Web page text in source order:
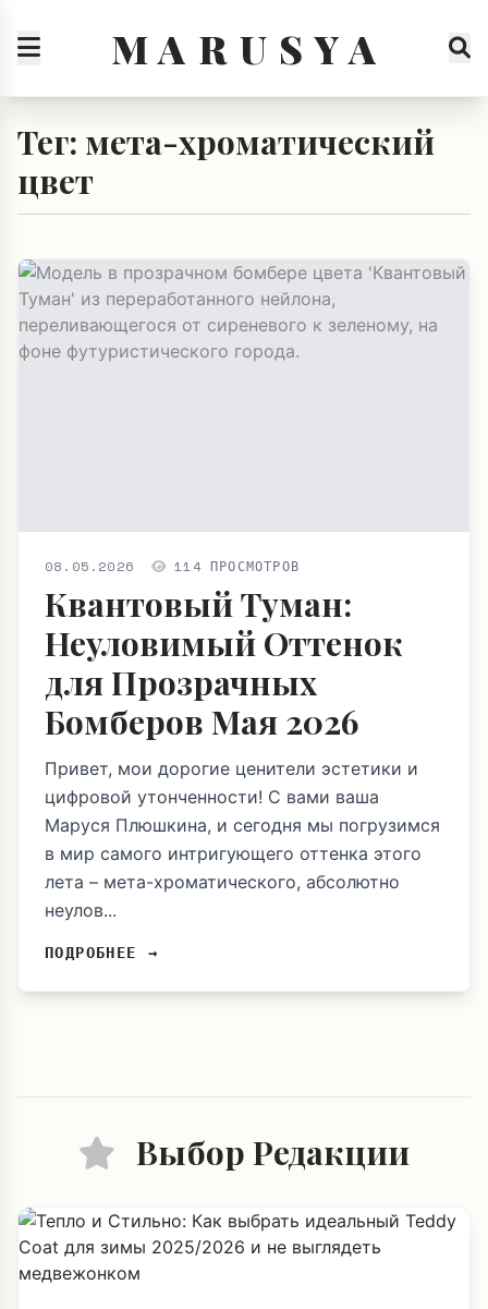
M A R U S Y A
Тег: мета-хроматический
цвет
08.05.2026 114 ПРОСМОТРОВ
Квантовый Туман:
Неуловимый Оттенок
для Прозрачных
Бомберов Мая 2026
Привет, мои дорогие ценители эстетики и
цифровой утонченности! С вами ваша
Маруся Плюшкина, и сегодня мы погрузимся
в мир самого интригующего оттенка этого
лета – мета-хроматического, абсолютно
неулов...
ПОДРОБНЕЕ →
Выбор Редакции